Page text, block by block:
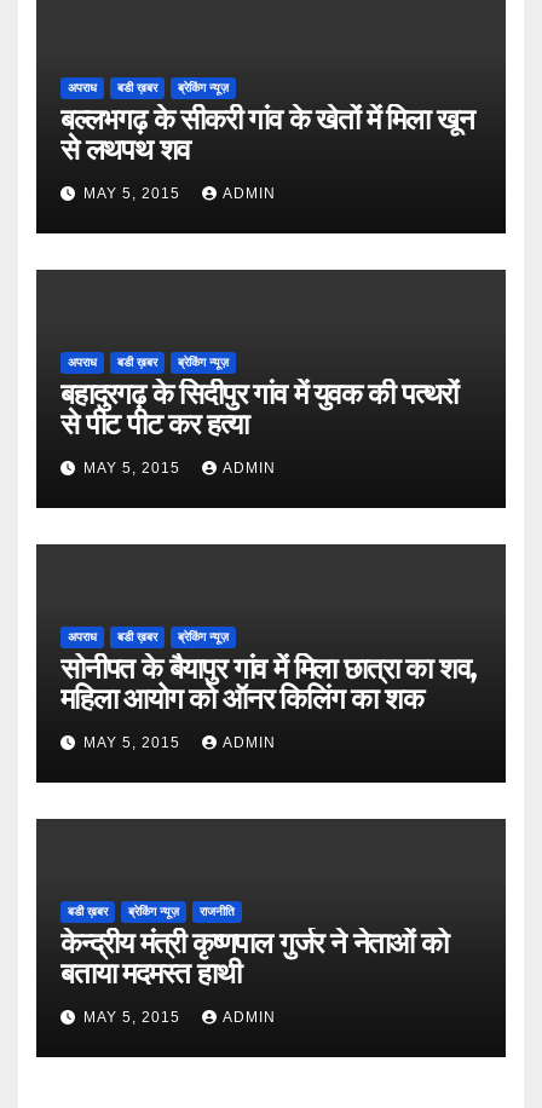
अपराध बडी ख़बर ब्रेकिंग न्यूज़
बल्लभगढ़ के सीकरी गांव के खेतों में मिला खून
से लथपथ शव
MAY 5, 2015 ADMIN
अपराध बडी ख़बर ब्रेकिंग न्यूज़
बहादुरगढ़ के सिदीपुर गांव में युवक की पत्थरों
से पीट पीट कर हत्या
MAY 5, 2015 ADMIN
अपराध बडी ख़बर ब्रेकिंग न्यूज़
सोनीपत के बैयापुर गांव में मिला छात्रा का शव,
महिला आयोग को ऑनर किलिंग का शक
MAY 5, 2015 ADMIN
बडी ख़बर ब्रेकिंग न्यूज़ राजनीति
केन्द्रीय मंत्री कृष्णपाल गुर्जर ने नेताओं को
बताया मदमस्त हाथी
MAY 5, 2015 ADMIN